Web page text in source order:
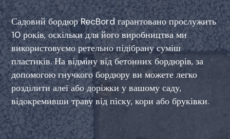
Садовий бордюр RecBord гарантовано прослужить
10 років, оскільки для його виробництва ми
використовуємо ретельно підібрану суміш
пластиків. На відміну від бетонних бордюрів, за
допомогою гнучкого бордюру ви можете легко
розділити алеї або доріжки у вашому саду,
відокремивши траву від піску, кори або бруківки.